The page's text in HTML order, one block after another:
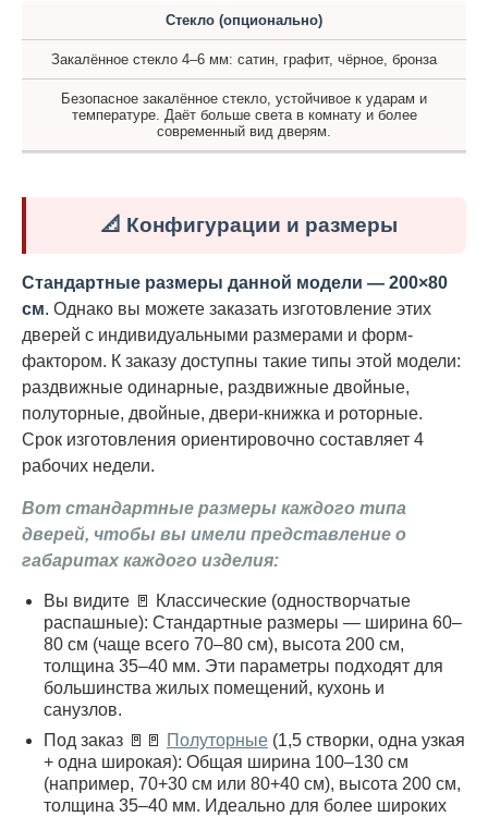
Стекло (опционально)
Закалённое стекло 4–6 мм: сатин, графит, чёрное, бронза
Безопасное закалённое стекло, устойчивое к ударам и
температуре. Даёт больше света в комнату и более
современный вид дверям.
📐 Конфигурации и размеры
Стандартные размеры данной модели — 200×80
см. Однако вы можете заказать изготовление этих
дверей с индивидуальными размерами и форм-
фактором. К заказу доступны такие типы этой модели:
раздвижные одинарные, раздвижные двойные,
полуторные, двойные, двери-книжка и роторные.
Срок изготовления ориентировочно составляет 4
рабочих недели.
Вот стандартные размеры каждого типа
дверей, чтобы вы имели представление о
габаритах каждого изделия:
Вы видите 🚪 Классические (одностворчатые
распашные): Стандартные размеры — ширина 60–
80 см (чаще всего 70–80 см), высота 200 см,
толщина 35–40 мм. Эти параметры подходят для
большинства жилых помещений, кухонь и
санузлов.
Под заказ 🚪🚪 Полуторные (1,5 створки, одна узкая
+ одна широкая): Общая ширина 100–130 см
(например, 70+30 см или 80+40 см), высота 200 см,
толщина 35–40 мм. Идеально для более широких